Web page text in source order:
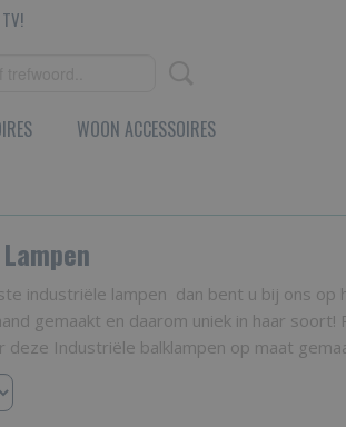
WOON ACCESSOIRES
industriële lampen dan bent u bij ons op
gemaakt en daarom uniek in haar
Industriële balklampen op maat